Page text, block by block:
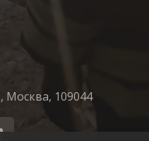
Москва, 109044